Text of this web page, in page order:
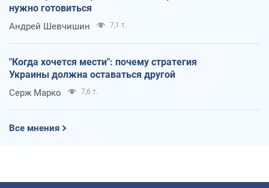
нужно готовиться
Андрей Шевчишин 7,1 т.
"Когда хочется мести": почему стратегия
Украины должна оставаться другой
Серж Марко 7,6 т.
Все мнения